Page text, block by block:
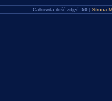
Całkowita ilość zdjęć: 50 | Strona